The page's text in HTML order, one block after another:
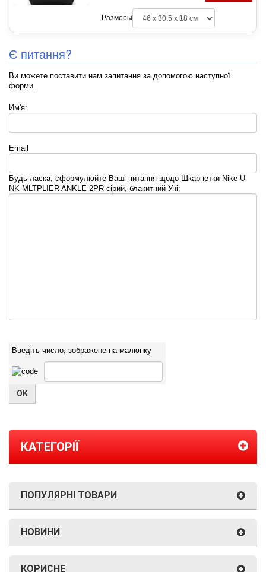
Размеры
Є питання?
Ви можете поставити нам запитання за допомогою наступної
форми.
Им'я:
Email
Будь ласка, сформулюйте Ваші питання щодо Шкарпетки Nike U
NK MLTPLIER ANKLE 2PR сірий, блакитний Уні:
Введіть число, зображене на малюнку
КАТЕГОРІЇ
ПОПУЛЯРНІ ТОВАРИ
НОВИНИ
КОРИСНЕ